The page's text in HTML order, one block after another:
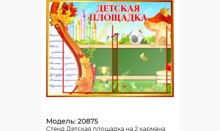
Модель: 20875
Стенд Детская площадка на 2 кармана